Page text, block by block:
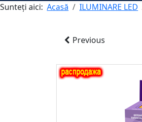
Sunteți aici: Acasă ILUMINARE LED
Previous